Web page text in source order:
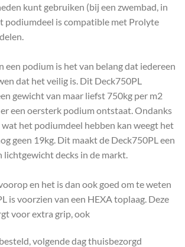
kunt gebruiken (bij een zwembad, in
podiumdeel is compatible met Prolyte
een podium is het van belang dat iedereen
dat het veilig is. Dit Deck750PL
gewicht van maar liefst 750kg per m2
een oersterk podium ontstaat. Ondanks
het podiumdeel hebben kan weegt het
geen 19kg. Dit maakt de Deck750PL een
lichtgewicht decks in de markt.
en het is dan ook goed om te weten
is voorzien van een HEXA toplaag. Deze
voor extra grip, ook
volgende dag thuisbezorgd